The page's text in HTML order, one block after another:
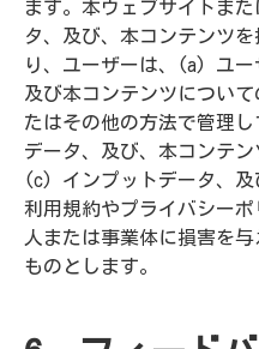
ます。本ウェブサイトま
タ、及び、本コンテンツ
り、ユーザーは、(a) ユー
及び本コンテンツについ
たはその他の方法で管理
データ、及び、本コンテ
(c) インプットデータ、及
利用規約やプライバシー
人または事業体に損害を
ものとします。